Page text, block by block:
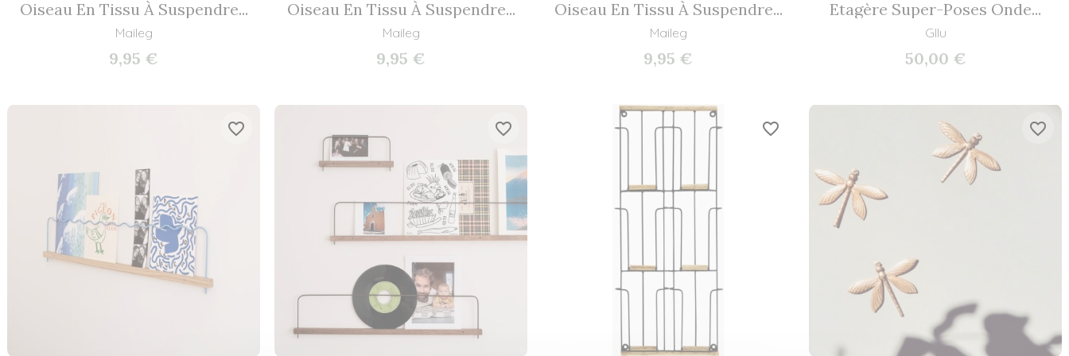
Oiseau En Tissu À Suspendre...
Maileg
9,95 €
Oiseau En Tissu À Suspendre...
Maileg
9,95 €
Oiseau En Tissu À Suspendre...
Maileg
9,95 €
Etagère Super-Poses Onde...
Gllu
50,00 €
favorite_border favorite_border favorite_border favorite_border